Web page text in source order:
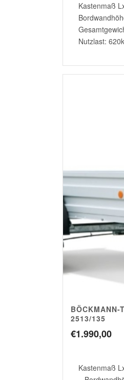
Kastenmaß
Nutzlast:
BÖCKMANN-
2513/135
€1.990,00